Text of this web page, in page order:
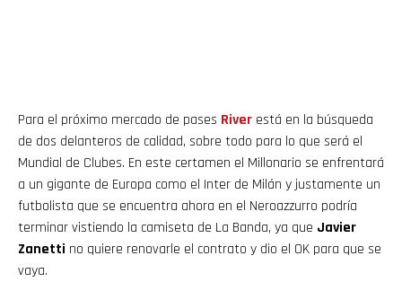
Para el próximo mercado de pases River está en la búsqueda
de dos delanteros de calidad, sobre todo para lo que será el
Mundial de Clubes. En este certamen el Millonario se enfrentará
a un gigante de Europa como el Inter de Milán y justamente un
futbolista que se encuentra ahora en el Neroazzurro podría
terminar vistiendo la camiseta de La Banda, ya que Javier
Zanetti no quiere renovarle el contrato y dio el OK para que se
vaya.